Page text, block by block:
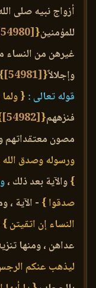
أزواج نبيه صلى
للمؤمنين{
[54980]
غيرهن من
وإجلالاً{
[54981]
}
قوله تعالى : {
فنزههم{
[54982]
مصون معتقداتهم
ورسوله وصدق الله
}والآية بعد ذلك ،
صدقوا } - الآية ،
النساء إن اتقيتن }
عداهن ، ومنها
ليذهب عنكم